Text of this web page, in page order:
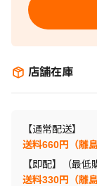
店舗在庫
【通常配送】
送料660円（離
【即配】（最低
送料330円（離